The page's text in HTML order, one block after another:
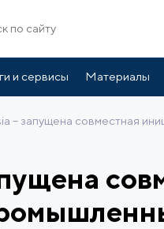
и сервисы Материалы
– запущена совместная